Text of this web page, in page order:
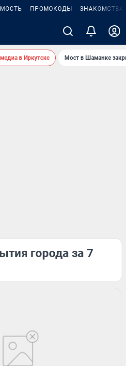
ПРОМОКОДЫ ЗНАКОМСТВА
в Иркутске Мост в Шаманке
города за 7